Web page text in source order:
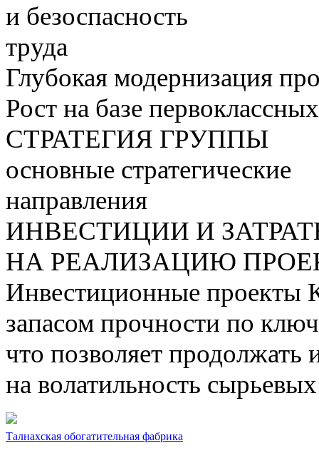
и безоспасность
труда
Глубокая модернизация
Рост на базе
СТРАТЕГИЯ ГРУППЫ
основные стратегические
направления
ИНВЕСТИЦИИ И
НА РЕАЛИЗАЦИЮ
Инвестиционные проекты
запасом прочности по
что позволяет продолжать
на волатильность
Талнахская обогатительная фабрика